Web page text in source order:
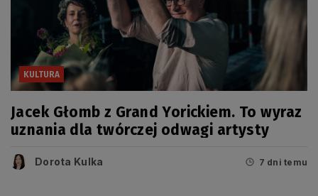
KULTURA
Jacek Głomb z Grand Yorickiem. To wyraz
uznania dla twórczej odwagi artysty
Dorota Kulka 7 dni temu